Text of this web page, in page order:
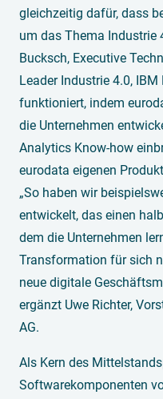
gleichzeitig dafür, dass
um das Thema Industrie
Bucksch, Executive
Leader Industrie 4.0,
funktioniert, indem
die Unternehmen
Analytics Know-how
eurodata eigenen
„So haben wir
entwickelt, das einen
dem die Unternehmen
Transformation für sich
neue digitale
ergänzt Uwe Richter,
AG.
Als Kern des
Softwarekomponenten